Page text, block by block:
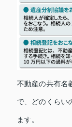
不動産の共有名
で、どのくらい
ます。